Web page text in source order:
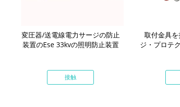
変圧器/送電線電力サージの防止
装置のEse 33kvの照明防止装置
接触
取付金具
ジ・プロテ